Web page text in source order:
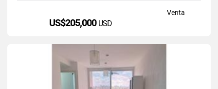
Venta
US$205,000 USD